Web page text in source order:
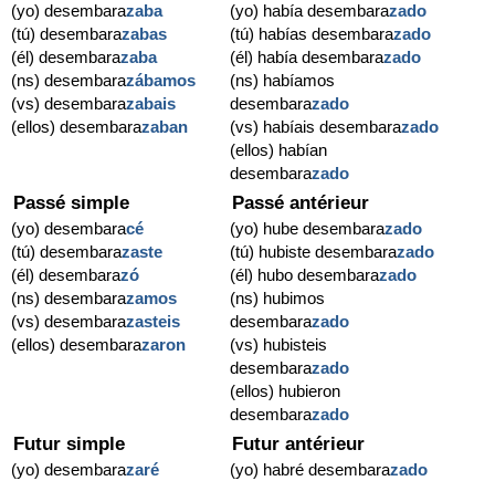
(yo) desembarazaba
(tú) desembarazabas
(él) desembarazaba
(ns) desembarazábamos
(vs) desembarazabais
(ellos) desembarazaban
(yo) había desembarazado
(tú) habías desembarazado
(él) había desembarazado
(ns) habíamos
desembarazado
(vs) habíais desembarazado
(ellos) habían
desembarazado
Passé simple
(yo) desembaracé
(tú) desembarazaste
(él) desembarazó
(ns) desembarazamos
(vs) desembarazasteis
(ellos) desembarazaron
Passé antérieur
(yo) hube desembarazado
(tú) hubiste desembarazado
(él) hubo desembarazado
(ns) hubimos
desembarazado
(vs) hubisteis
desembarazado
(ellos) hubieron
desembarazado
Futur simple
(yo) desembarazaré
Futur antérieur
(yo) habré desembarazado